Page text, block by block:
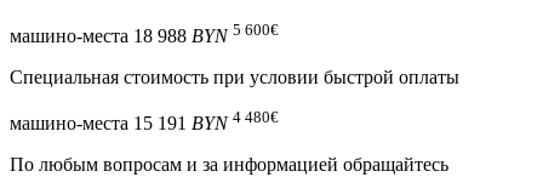
машино-места 18 988 BYN 5 600€
Специальная cтоимость при условии быстрой оплаты
машино-места 15 191 BYN 4 480€
По любым вопросам и за информацией обращайтесь